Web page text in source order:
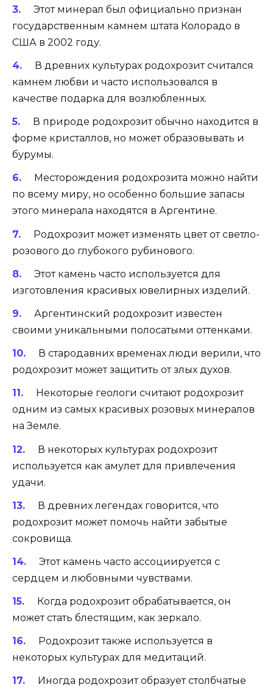
Этот минерал был официально признан
государственным камнем штата Колорадо в
США в 2002 году.
В древних культурах родохрозит считался
камнем любви и часто использовался в
качестве подарка для возлюбленных.
В природе родохрозит обычно находится в
форме кристаллов, но может образовывать и
бурумы.
Месторождения родохрозита можно найти
по всему миру, но особенно большие запасы
этого минерала находятся в Аргентине.
Родохрозит может изменять цвет от светло-
розового до глубокого рубинового.
Этот камень часто используется для
изготовления красивых ювелирных изделий.
Аргентинский родохрозит известен
своими уникальными полосатыми оттенками.
В стародавних временах люди верили, что
родохрозит может защитить от злых духов.
Некоторые геологи считают родохрозит
одним из самых красивых розовых минералов
на Земле.
В некоторых культурах родохрозит
используется как амулет для привлечения
удачи.
В древних легендах говорится, что
родохрозит может помочь найти забытые
сокровища.
Этот камень часто ассоциируется с
сердцем и любовными чувствами.
Когда родохрозит обрабатывается, он
может стать блестящим, как зеркало.
Родохрозит также используется в
некоторых культурах для медитаций.
Иногда родохрозит образует столбчатые